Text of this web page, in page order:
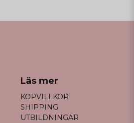
Läs mer
KÖPVILLKOR
SHIPPING
UTBILDNINGAR